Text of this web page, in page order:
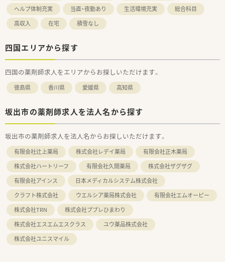
ヘルプ体制充実
当直・夜勤あり 生活環境充実
総合科目
高収入
在宅 積雪なし
四国エリアから探す
四国の薬剤師求人をエリアからお探しいただけます。
徳島県 香川県 愛媛県 高知県
坂出市の薬剤師求人を法人名から探す
坂出市の薬剤師求人を法人名からお探しいただけます。
有限会社辻上薬局 株式会社レデイ薬局
有限会社正木薬局
株式会社ハートリーフ
有限会社久間薬局
株式会社ザグザグ
有限会社アインス
日本メディカルシステム株式会社
クラフト株式会社
ウエルシア薬局株式会社
有限会社エムオーピー
株式会社TRN
株式会社ププレひまわり
株式会社エスエムエスクラス
ユウ薬品株式会社
株式会社ユニスマイル